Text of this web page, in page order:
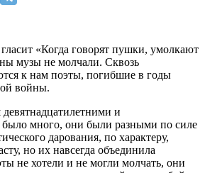
«Когда говорят пушки, умолкают
музы не молчали. Сквозь
к нам поэты, погибшие в годы
войны.
и
много, они были разными по силе
дарования, по характеру,
но их навсегда объединила
не хотели и не могли молчать, они